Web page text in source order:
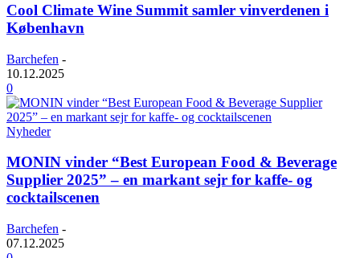
Cool Climate Wine Summit samler vinverdenen i
København
Barchefen -
10.12.2025
0
Nyheder
MONIN vinder “Best European Food & Beverage
Supplier 2025” – en markant sejr for kaffe- og
cocktailscenen
Barchefen -
07.12.2025